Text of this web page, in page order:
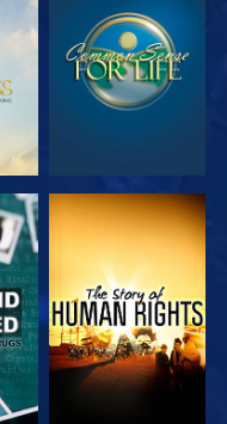
GUARDA
GUARDA